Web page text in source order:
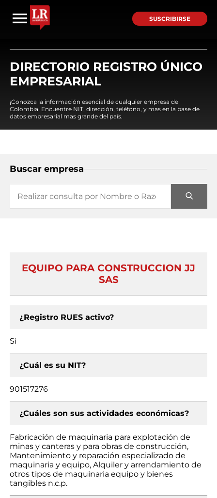
SUSCRIBIRSE
DIRECTORIO REGISTRO ÚNICO
EMPRESARIAL
¡Conozca la información esencial de cualquier empresa de
Colombia! Encuentre NIT, dirección, teléfono, y mas en la base de
datos empresarial mas grande del país.
Buscar empresa
EQUIPO PARA CONSTRUCCION JJ
SAS
¿Registro RUES activo?
Si
¿Cuál es su NIT?
901517276
¿Cuáles son sus actividades económicas?
Fabricación de maquinaria para explotación de
minas y canteras y para obras de construcción,
Mantenimiento y reparación especializado de
maquinaria y equipo, Alquiler y arrendamiento de
otros tipos de maquinaria equipo y bienes
tangibles n.c.p.